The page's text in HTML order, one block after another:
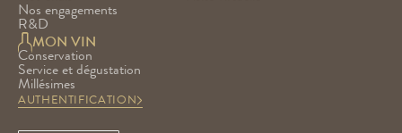
Nos engagements
R&D
MON VIN
Conservation
Service et dégustation
Millésimes
AUTHENTIFICATION